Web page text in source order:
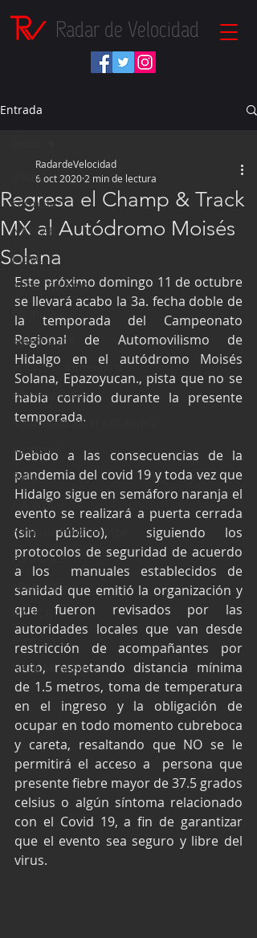
Radar de Velocidad
Entrada
Inicio
Fórmula 1
NASCAR
IndyCar
Autos Turismo
Fórmula E
Súper Copa
Industria Automotriz
Fórmula 4 (F4)
Mexicanos en el extranjero
Kartismo
Rally
FIA WEC
Fórmula Ford Vintage
Fórmula 3
Nauticopa
FIA TCR
Fórmula 2
NASCAR México
Regresa el Champ & Track
MX al Autódromo Moisés
Solana
RadardeVelocidad
6 oct 2020 2 min de lectura
Este próximo domingo 11 de octubre
se llevará acabo la 3a. fecha doble de
la temporada del Campeonato
Regional de Automovilismo de
Hidalgo en el autódromo Moisés
Solana, Epazoyucan., pista que no se
había corrido durante la presente
temporada.
Debido a las consecuencias de la
pandemia del covid 19 y toda vez que
Hidalgo sigue en semáforo naranja el
evento se realizará a puerta cerrada
(sin público),  siguiendo los
protocolos de seguridad de acuerdo
a los  manuales establecidos de
sanidad que emitió la organización y
que fueron revisados por las
autoridades locales que van desde
restricción de acompañantes por
auto, respetando distancia mínima
de 1.5 metros, toma de temperatura
en el ingreso y la obligación de
ocupar en todo momento cubreboca
y careta, resaltando que NO se le
permitirá el acceso a  persona que
presente fiebre mayor de 37.5 grados
celsius o algún síntoma relacionado
con el Covid 19, a fin de garantizar
que el evento sea seguro y libre del
virus.